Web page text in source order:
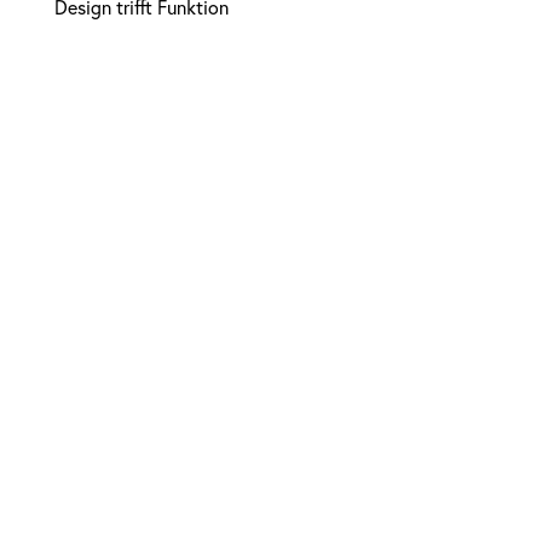
Design trifft Funktion